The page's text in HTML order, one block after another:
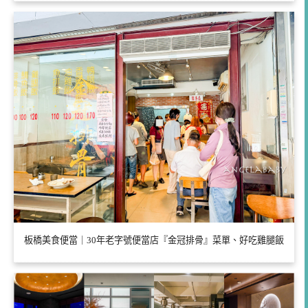
板橋美食便當｜30年老字號便當店『金冠排骨』菜單、好吃雞腿飯